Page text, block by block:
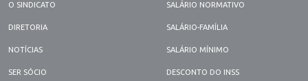
O SINDICATO
DIRETORIA
NOTÍCIAS
SER SÓCIO
SALÁRIO NORMATIVO
SALÁRIO-FAMÍLIA
SALÁRIO MÍNIMO
DESCONTO DO INSS